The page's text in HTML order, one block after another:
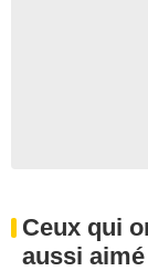
Ceux qui
aussi aimé